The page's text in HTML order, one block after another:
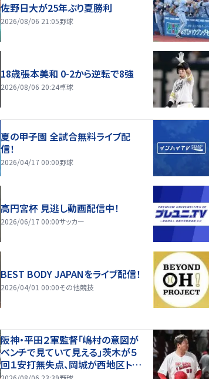
佐野日大が25年ぶり夏勝利
2026/08/06 21:05野球
18歳張本美和 0-2から逆転で8強
2026/08/06 20:24卓球
夏の甲子園 全試合無料ライブ配
信！
2026/04/17 00:00野球
高円宮杯 見逃し動画配信中！
2026/06/17 00:00サッカー
BEST BODY JAPANをライブ配信！
2026/04/01 00:00その他競技
阪神・平田２軍監督「嶋村の意図が
ベンチで見ていて見える」茨木が５
回１安打無失点、岡城が西地区トッ